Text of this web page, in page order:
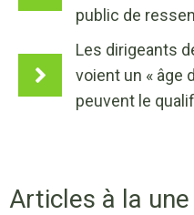
public de
Les dirigeants
voient un « âge
peuvent le
Articles à la une